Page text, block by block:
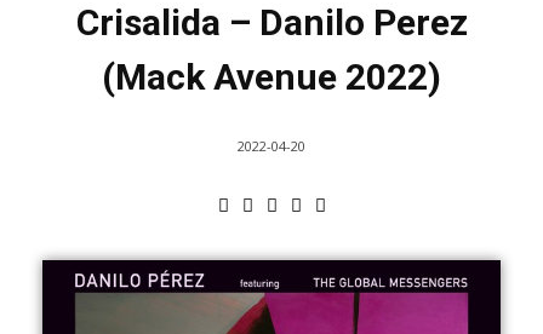
Crisalida – Danilo Perez
(Mack Avenue 2022)
2022-04-20